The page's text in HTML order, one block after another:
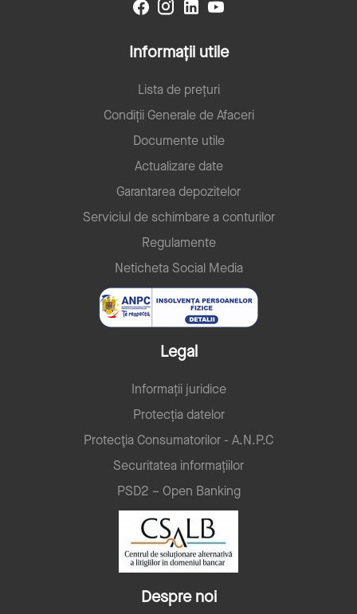
Informații utile
Lista de prețuri
Condiții Generale de Afaceri
Documente utile
Actualizare date
Garantarea depozitelor
Serviciul de schimbare a conturilor
Regulamente
Neticheta Social Media
Legal
Informații juridice
Protecția datelor
Protecţia Consumatorilor - A.N.P.C
Securitatea informațiilor
PSD2 – Open Banking
Despre noi